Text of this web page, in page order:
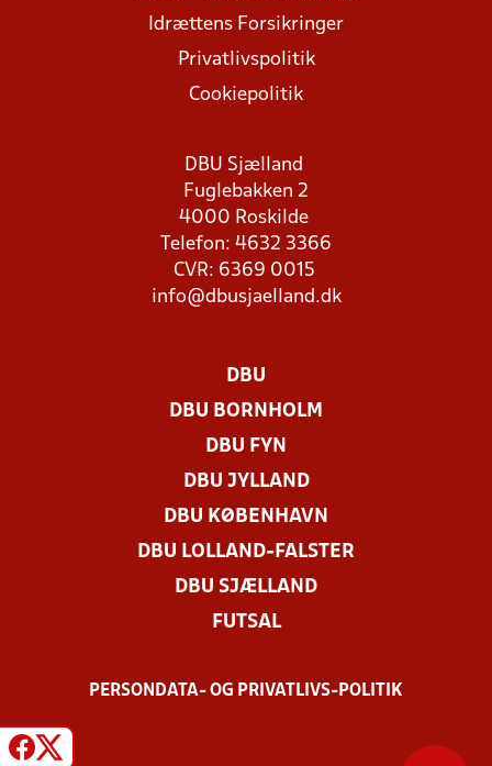
Idrættens Forsikringer
Privatlivspolitik
Cookiepolitik
DBU Sjælland
Fuglebakken 2
4000 Roskilde
Telefon: 4632 3366
CVR: 6369 0015
info@dbusjaelland.dk
DBU
DBU BORNHOLM
DBU FYN
DBU JYLLAND
DBU KØBENHAVN
DBU LOLLAND-FALSTER
DBU SJÆLLAND
FUTSAL
PERSONDATA- OG PRIVATLIVS-POLITIK